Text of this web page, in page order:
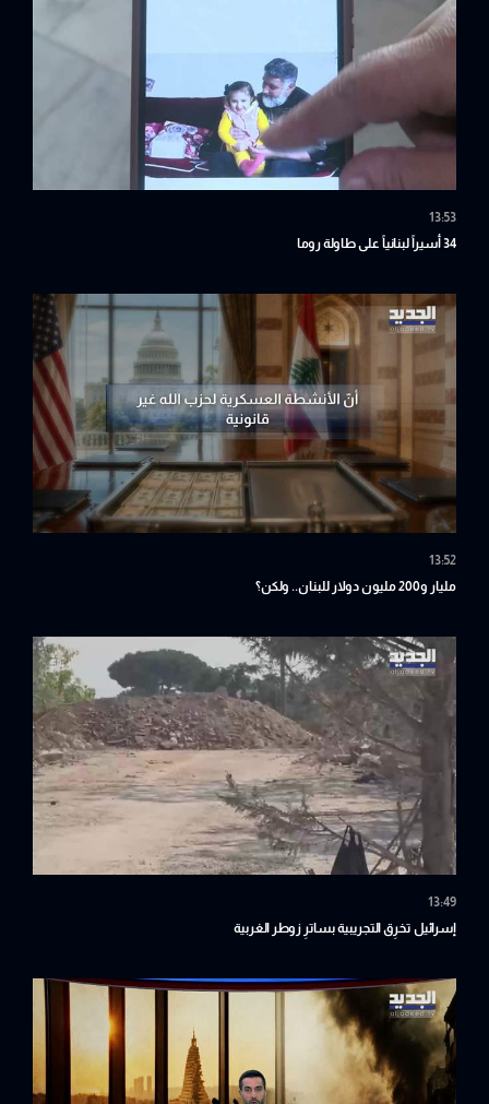
13:53
34 أسيراً لبنانياً على طاولة روما
13:52
مليار و200 مليون دولار للبنان.. ولكن؟
13:49
إسرائيل تخرِق التجريبية بساترِ زوطر الغربية